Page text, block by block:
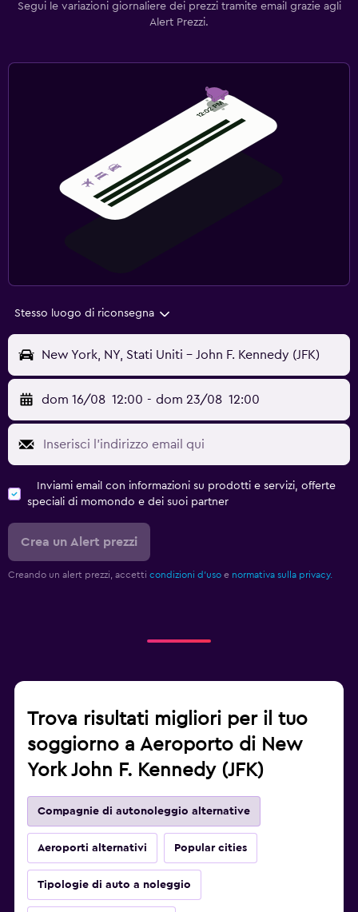
Segui le variazioni giornaliere dei prezzi tramite email grazie agli
Alert Prezzi.
Stesso luogo di riconsegna
New York, NY, Stati Uniti - John F. Kennedy (JFK)
dom 16/08 12:00 - dom 23/08 12:00
Inviami email con informazioni su prodotti e servizi, offerte
speciali di momondo e dei suoi partner
Crea un Alert prezzi
Creando un alert prezzi, accetti condizioni d'uso e normativa sulla privacy.
Trova risultati migliori per il tuo
soggiorno a Aeroporto di New
York John F. Kennedy (JFK)
Compagnie di autonoleggio alternative
Aeroporti alternativi Popular cities
Tipologie di auto a noleggio